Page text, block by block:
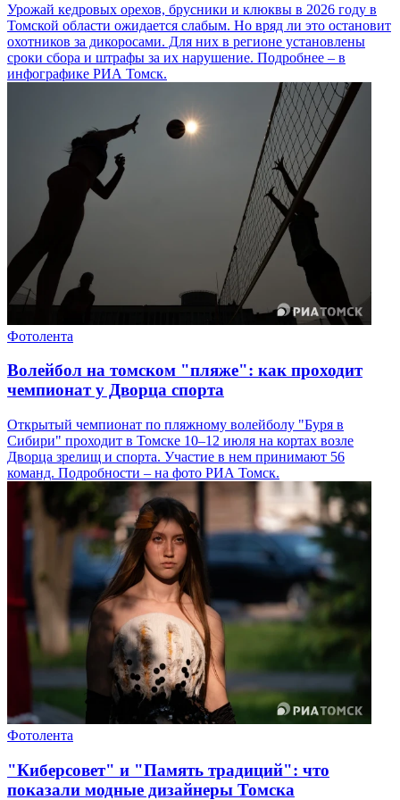
Урожай кедровых орехов, брусники и клюквы в 2026 году в
Томской области ожидается слабым. Но вряд ли это остановит
охотников за дикоросами. Для них в регионе установлены
сроки сбора и штрафы за их нарушение. Подробнее – в
инфографике РИА Томск.
Фотолента
Волейбол на томском "пляже": как проходит
чемпионат у Дворца спорта
Открытый чемпионат по пляжному волейболу "Буря в
Сибири" проходит в Томске 10–12 июля на кортах возле
Дворца зрелищ и спорта. Участие в нем принимают 56
команд. Подробности – на фото РИА Томск.
Фотолента
"Киберсовет" и "Память традиций": что
показали модные дизайнеры Томска